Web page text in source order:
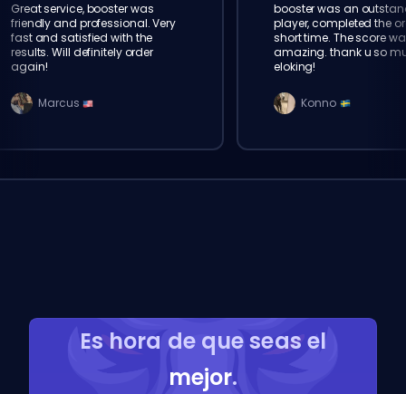
Great service, booster was
friendly and professional. Very
fast and satisfied with the
results. Will definitely order
again!
Marcus
booster was an
player, completed the
short time. The score
amazing. thank u so
eloking!
Konno
Es hora de que seas el
mejor.